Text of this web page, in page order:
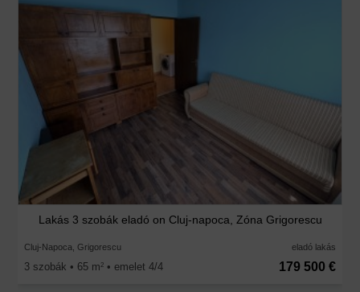
Lakás 3 szobák eladó on Cluj-napoca, Zóna Grigorescu
Cluj-Napoca, Grigorescu eladó lakás
3 szobák • 65 m2 • emelet 4/4 179 500 €